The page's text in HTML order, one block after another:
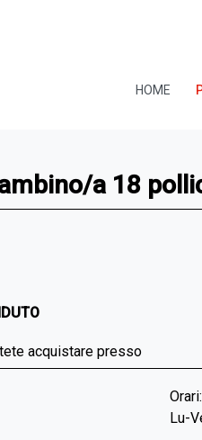
HOME
a 18
acquistare presso
Orari:
Lu-